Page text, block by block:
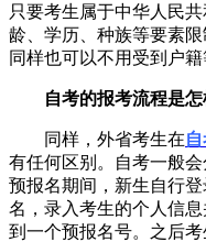
只要考生属于中华人民
龄、学历、种族等要素
同样也可以不用受到户籍
自考的报考流程是怎
同样，外省考生在
有任何区别。自考一般
预报名期间，新生自行
名，录入考生的个人信
到一个预报名号。之后